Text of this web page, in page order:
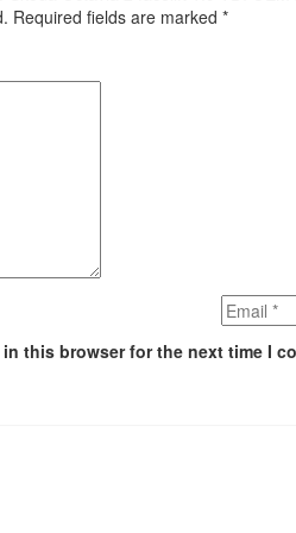
Required fields are marked *
this browser for the next time I